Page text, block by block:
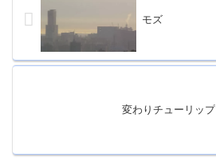
モズ
変わりチューリップ